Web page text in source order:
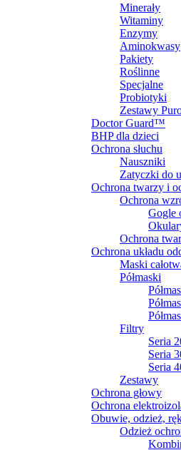
Minerały
Witaminy
Enzymy
Aminokwasy
Pakiety
Roślinne
Specjalne
Probiotyki
Zestawy
Doctor Guard™
BHP dla dzieci
Ochrona słuchu
Nauszniki
Zatyczki do
Ochrona twarzy i
Ochrona
Gogle
Ochrona
Ochrona układu
Maski
Półmaski
Filtry
Seria
Seria
Seria
Zestawy
Ochrona głowy
Ochrona
Obuwie, odzież,
Odzież